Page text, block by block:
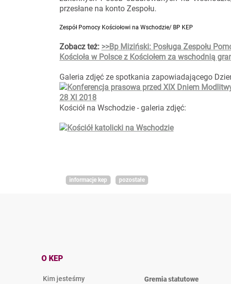
przesłane na konto Zespołu.
Zespół Pomocy Kościołowi na Wschodzie/ BP KEP
Zobacz też: >>Bp Miziński: Posługa Zespołu
Kościoła w Polsce z Kościołem za wschodnią
Galeria zdjęć ze spotkania zapowiadającego
Kościół na Wschodzie - galeria zdjęć:
informacje kep pozostałe
O KEP
Kim jesteśmy
Gremia statutowe